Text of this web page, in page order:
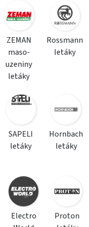
ZEMAN
maso-
uzeniny
letáky
Rossmann
letáky
SAPELI
letáky
Hornbach
letáky
Electro
Proton